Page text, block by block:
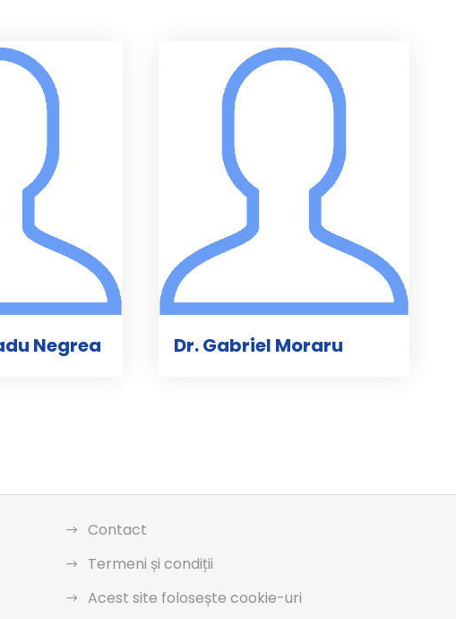
Negrea Dr. Gabriel Moraru
Contact
Termeni și condiții
Acest site folosește cookie-uri